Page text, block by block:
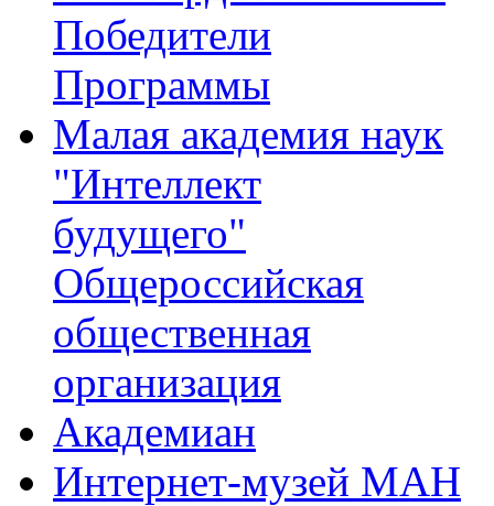
Победители
Программы
Малая академия наук
"Интеллект
будущего"
Общероссийская
общественная
организация
Академиан
Интернет-музей МАН